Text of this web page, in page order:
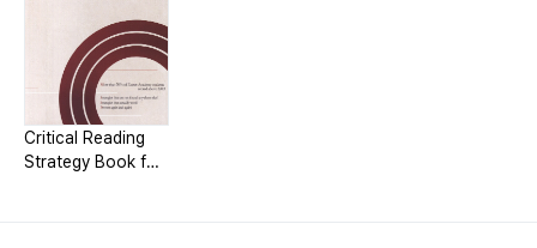
and independent minds. Therefore, despite his
forte in SAT Critical Reading, he still teaches and
oversees Exeter Academy’s literature and writing
courses.
Critical Reading
Strategy Book for